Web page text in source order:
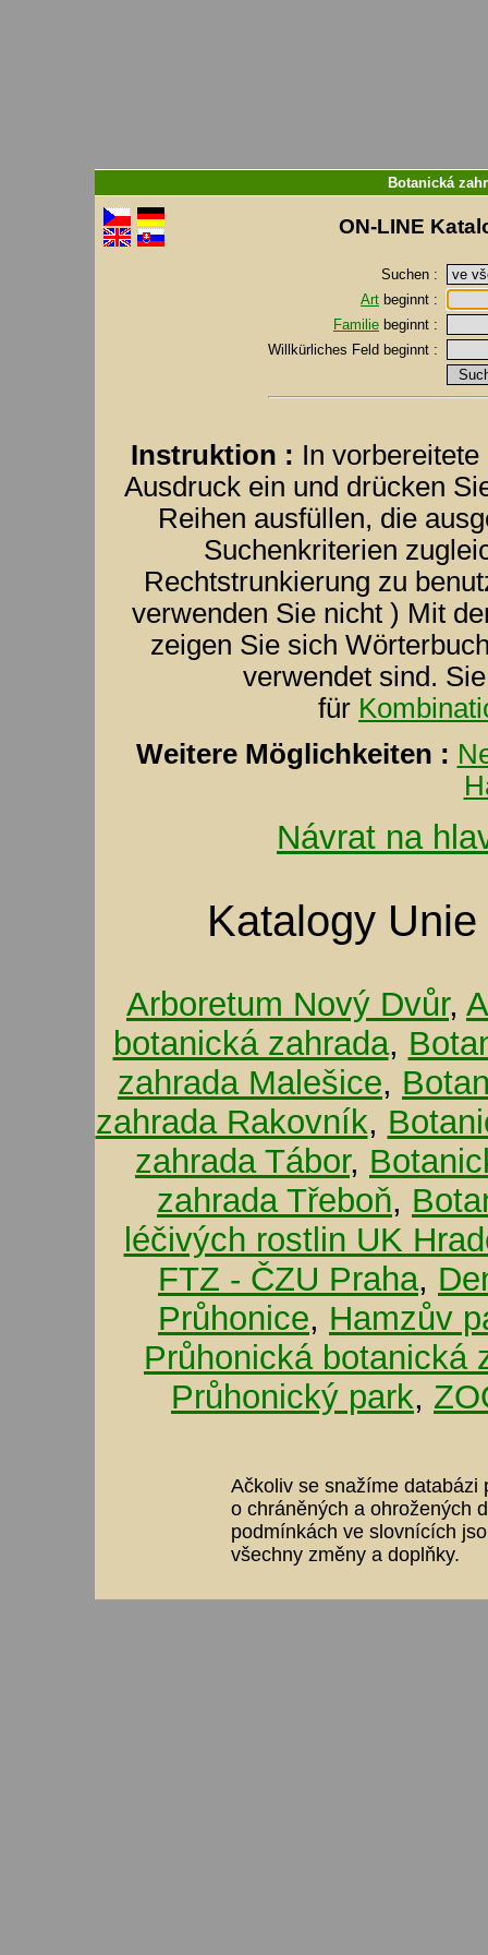
Botanická
ON-LINE
Suchen :
Art beginnt :
Familie beginnt :
Willkürliches Feld beginnt :
Instruktion : In
Ausdruck ein und drücken
Reihen ausfüllen, die
Suchenkriterien
Rechtstrunkierung zu
verwenden Sie nicht ) Mit
zeigen Sie sich
verwendet sind.
für
Weitere Möglichkeiten :
Návrat na
Katalogy
Arboretum Nový Dvůr,
botanická zahrada,
zahrada Malešice,
zahrada Rakovník,
zahrada Tábor,
zahrada Třeboň,
léčivých rostlin UK
FTZ - ČZU Praha,
Průhonice, Hamzův
Průhonická botanická
Průhonický park,
Ačkoliv se snažíme databázi
o chráněných a ohrožených
podmínkách ve slovnících
všechny změny a doplňky.